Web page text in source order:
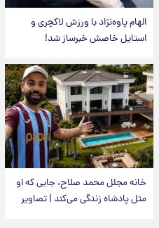
الهام پاوه‌نژاد با ورزش لاکچری و
استایل خاصش خبرساز شد!
خانه مجلل محمد صلاح، جایی که او
مثل پادشاه زندگی می‌کند | تصاویر